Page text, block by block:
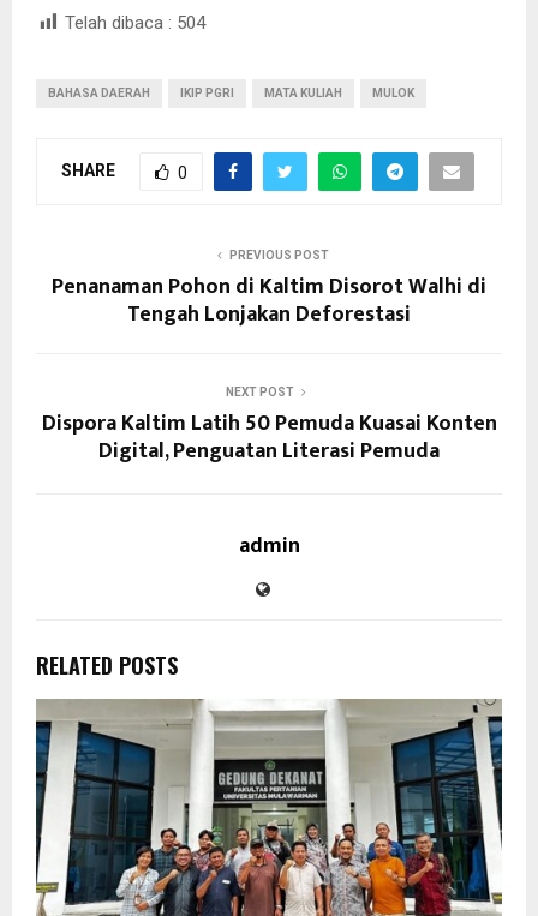
Telah dibaca : 504
BAHASA DAERAH IKIP PGRI MATA KULIAH MULOK
SHARE 0
PREVIOUS POST
Penanaman Pohon di Kaltim Disorot Walhi di
Tengah Lonjakan Deforestasi
NEXT POST
Dispora Kaltim Latih 50 Pemuda Kuasai Konten
Digital, Penguatan Literasi Pemuda
admin
RELATED POSTS